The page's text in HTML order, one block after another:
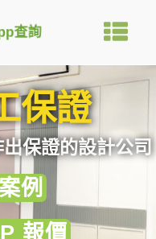
查詢
保證
保證的設計公司
例
報價